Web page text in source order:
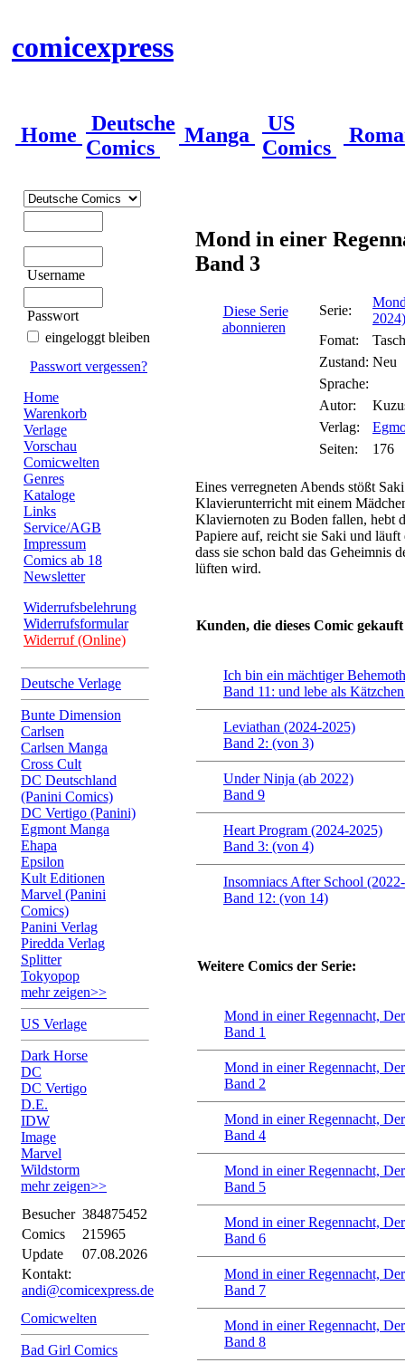
comicexpress
Home
Deutsche
Comics
Manga
US
Comics
Username
Passwort
eingeloggt bleiben
Passwort vergessen?
Home
Warenkorb
Verlage
Vorschau
Comicwelten
Genres
Kataloge
Links
Service/AGB
Impressum
Comics ab 18
Newsletter
Widerrufsbelehrung
Widerrufsformular
Widerruf (Online)
Deutsche Verlage
Bunte Dimension
Carlsen
Carlsen Manga
Cross Cult
DC Deutschland
(Panini Comics)
DC Vertigo (Panini)
Egmont Manga
Ehapa
Epsilon
Kult Editionen
Marvel (Panini
Comics)
Panini Verlag
Piredda Verlag
Splitter
Tokyopop
mehr zeigen>>
US Verlage
Dark Horse
DC
DC Vertigo
D.E.
IDW
Image
Marvel
Wildstorm
mehr zeigen>>
Besucher 384875452
Comics
215965
Update
07.08.2026
Kontakt:
andi@comicexpress.de
Comicwelten
Bad Girl Comics
Mond in einer
Band 3
Diese Serie
abonnieren
Serie:
2024)
Fomat:
Zustand: Neu
Sprache:
Autor:
Verlag:
Seiten:
176
Eines verregneten Abends stößt
Klavierunterricht mit einem
Klaviernoten zu Boden fallen, hebt
Papiere auf, reicht sie Saki und
dass sie schon bald das Geheimnis
lüften wird.
Kunden, die dieses Comic
Ich bin ein mächtiger
Band 11: und lebe als
Leviathan (2024-2025)
Band 2: (von 3)
Under Ninja (ab 2022)
Band 9
Heart Program (2024-2025)
Band 3: (von 4)
Insomniacs After School
Band 12: (von 14)
Weitere Comics der Serie:
Mond in einer Regennacht,
Band 1
Mond in einer Regennacht,
Band 2
Mond in einer Regennacht,
Band 4
Mond in einer Regennacht,
Band 5
Mond in einer Regennacht,
Band 6
Mond in einer Regennacht,
Band 7
Mond in einer Regennacht,
Band 8